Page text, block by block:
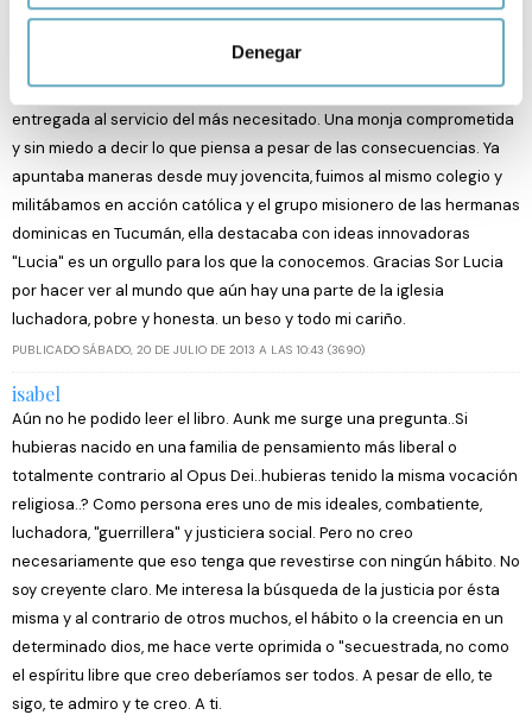
Identificar su dispositivo analizándolo activamente
datos personales y establezca sus preferencias en la
sección de datos. Puede cambiar o retirar su
consentimiento en cualquier momento en la Declaración
de cookies.
Las cookies de este sitio web se usan para personalizar
el contenido y los anuncios, ofrecer funciones de redes
sociales y analizar el tráfico. Además, compartimos
información sobre el uso que haga del sitio web con
nuestros partners de redes sociales, publicidad y análisis
web, quienes pueden combinarla con otra información
que les haya proporcionado o que hayan recopilado a
partir del uso que haya hecho de sus servicios.
Denegar
Alejandra Corradi Belluscio
monja totalmente alegre y divertida al mismo tiempo que atrevida a
enfrentar las situaciones del mundo actual. Cercana a la gente y
entregada al servicio del más necesitado. Una monja comprometida
y sin miedo a decir lo que piensa a pesar de las consecuencias. Ya
apuntaba maneras desde muy jovencita, fuimos al mismo colegio y
militábamos en acción católica y el grupo misionero de las hermanas
dominicas en Tucumán, ella destacaba con ideas innovadoras
"Lucia" es un orgullo para los que la conocemos. Gracias Sor Lucia
por hacer ver al mundo que aún hay una parte de la iglesia
luchadora, pobre y honesta. un beso y todo mi cariño.
PUBLICADO SÁBADO, 20 DE JULIO DE 2013 A LAS 10:43 (3690)
isabel
Aún no he podido leer el libro. Aunk me surge una pregunta..Si
hubieras nacido en una familia de pensamiento más liberal o
totalmente contrario al Opus Dei..hubieras tenido la misma vocación
religiosa..? Como persona eres uno de mis ideales, combatiente,
luchadora, "guerrillera" y justiciera social. Pero no creo
necesariamente que eso tenga que revestirse con ningún hábito. No
soy creyente claro. Me interesa la búsqueda de la justicia por ésta
misma y al contrario de otros muchos, el hábito o la creencia en un
determinado dios, me hace verte oprimida o "secuestrada, no como
el espíritu libre que creo deberíamos ser todos. A pesar de ello, te
sigo, te admiro y te creo. A ti.